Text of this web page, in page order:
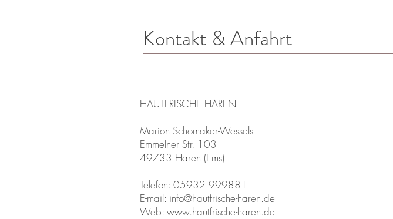
Kontakt & Anfahrt
HAUTFRISCHE HAREN
Marion Schomaker-Wessels
Emmelner Str. 103
49733 Haren (Ems)
Telefon: 05932 999881
E-mail: info@hautfrische-haren.de
Web: www.hautfrische-haren.de